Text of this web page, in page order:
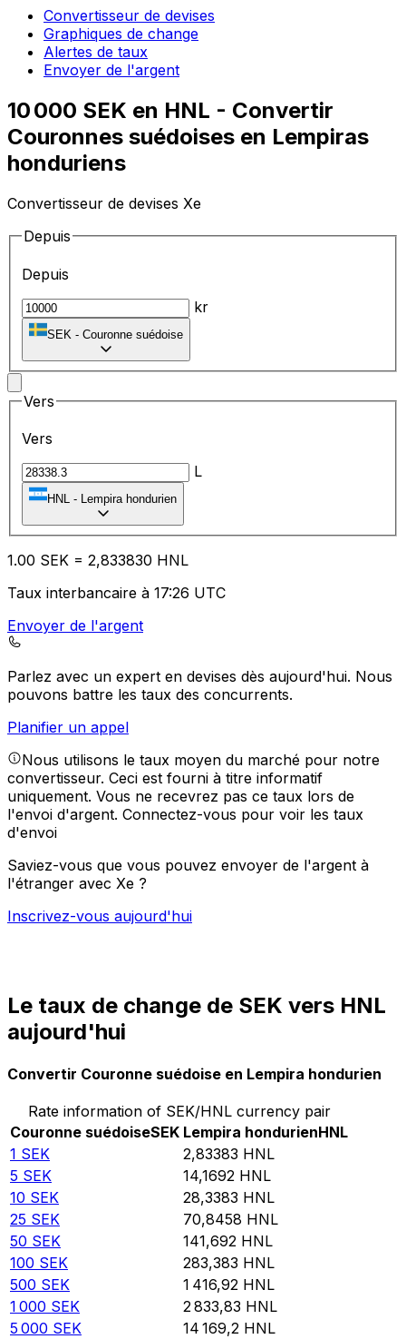
Convertisseur de devises
Graphiques de change
Alertes de taux
Envoyer de l'argent
10 000 SEK en HNL - Convertir
Couronnes suédoises en Lempiras
honduriens
Convertisseur de devises Xe
Depuis
Depuis
kr
SEK - Couronne suédoise
Vers
Vers
L
HNL - Lempira hondurien
1.00 SEK = 2,833830 HNL
Taux interbancaire à 17:26 UTC
Envoyer de l'argent
Parlez avec un expert en devises dès aujourd'hui. Nous
pouvons battre les taux des concurrents.
Planifier un appel
Nous utilisons le taux moyen du marché pour notre
convertisseur. Ceci est fourni à titre informatif
uniquement. Vous ne recevrez pas ce taux lors de
l'envoi d'argent. Connectez-vous pour voir les taux
d'envoi
Saviez-vous que vous pouvez envoyer de l'argent à
l'étranger avec Xe ?
Inscrivez-vous aujourd'hui
Le taux de change de SEK vers HNL
aujourd'hui
Convertir Couronne suédoise en Lempira hondurien
Rate information of SEK/HNL currency pair
Couronne suédoiseSEK Lempira hondurienHNL
1 SEK 2,83383 HNL
5 SEK 14,1692 HNL
10 SEK 28,3383 HNL
25 SEK 70,8458 HNL
50 SEK 141,692 HNL
100 SEK 283,383 HNL
500 SEK 1 416,92 HNL
1 000 SEK 2 833,83 HNL
5 000 SEK 14 169,2 HNL